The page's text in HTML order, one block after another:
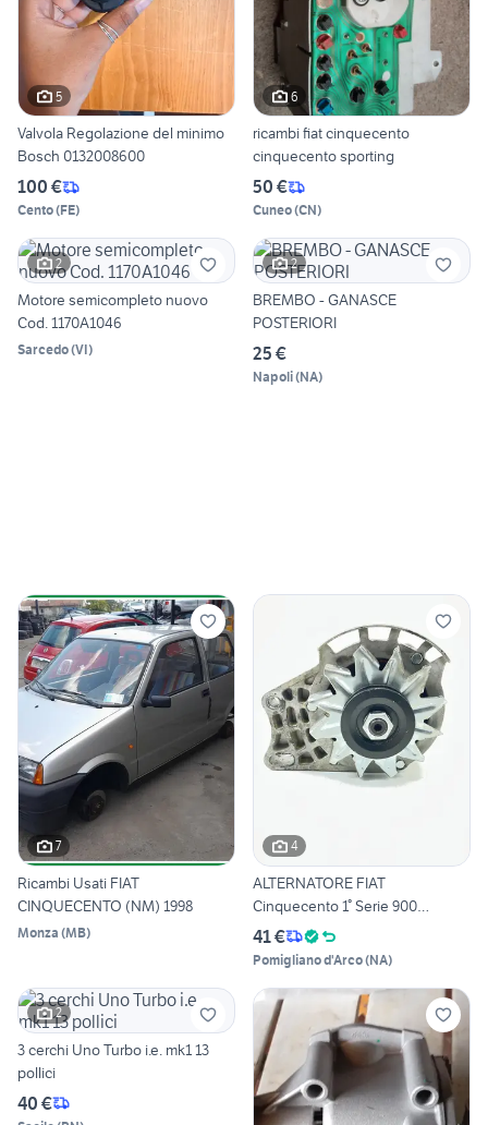
5
Valvola Regolazione del minimo
Bosch 0132008600
100 €
Cento(FE)
6
ricambi fiat cinquecento
cinquecento sporting
50 €
Cuneo(CN)
2
Motore semicompleto nuovo
Cod. 1170A1046
Sarcedo(VI)
2
BREMBO - GANASCE
POSTERIORI
25 €
Napoli(NA)
7
Ricambi Usati FIAT
CINQUECENTO (NM) 1998
Monza (MB)
4
ALTERNATORE FIAT
Cinquecento 1° Serie 900
Benzina
41 €
Pomigliano d'Arco(NA)
2
3 cerchi Uno Turbo i.e. mk1 13
pollici
40 €